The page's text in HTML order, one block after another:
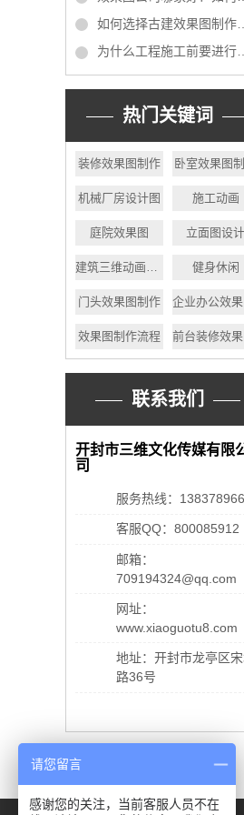
如何选择古建效果图制作公司？
为什么工程施工前要进行工装效果图的制作？
热门关键词
装修效果图制作 卧室效果图
机械厂房设计图 施工动画
庭院效果图 立面图设计
健身休闲
门头效果图制作 企业
效果图制作流程 前台
联系我们
开封市三维文化传媒有限
司
服务热线：
客服QQ：800085912
邮箱：
709194324@qq.com
网址：
www.xiaoguotu8.com
地址：开封市龙亭区
路36号
请您留言
感谢您的关注，当前客服人员不在